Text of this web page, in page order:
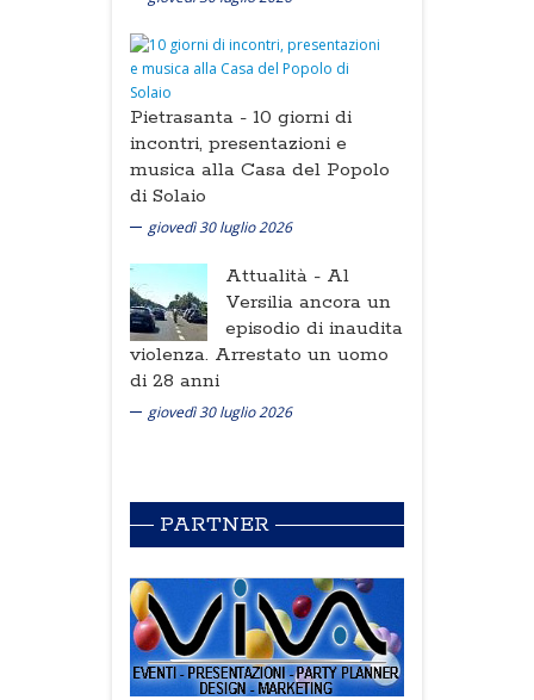
Pietrasanta - 10 giorni di
incontri, presentazioni e
musica alla Casa del Popolo
di Solaio
giovedì 30 luglio 2026
Attualità - Al
Versilia ancora un
episodio di inaudita
violenza. Arrestato un uomo
di 28 anni
giovedì 30 luglio 2026
PARTNER